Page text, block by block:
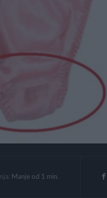
Manje od 1 min.